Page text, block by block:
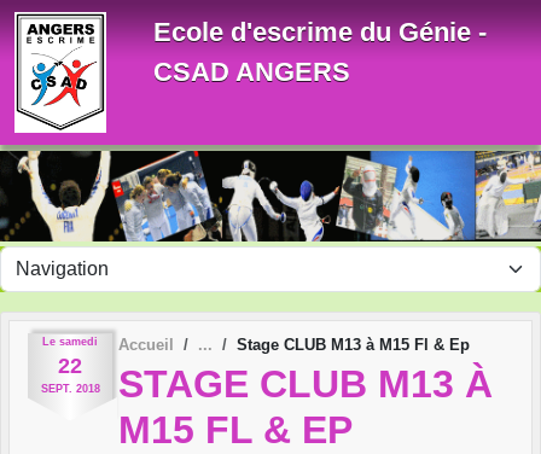
Ecole d'escrime du Génie -
CSAD ANGERS
Le samedi
22
SEPT. 2018
Accueil Stage CLUB M13 à M15 Fl & Ep
STAGE CLUB M13 À
M15 FL & EP
Panneau de gestion des cookies